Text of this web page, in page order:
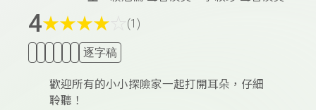
4★★★★ (1)
逐字稿
歡迎所有的小小探險家一起打開耳朵，仔細
聆聽！